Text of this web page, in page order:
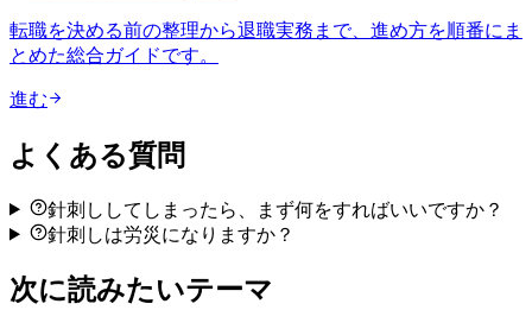
転職を決める前の整理から退職実務まで、進め方を順番にま
とめた総合ガイドです。
進む
よくある質問
針刺ししてしまったら、まず何をすればいいですか？
針刺しは労災になりますか？
次に読みたいテーマ